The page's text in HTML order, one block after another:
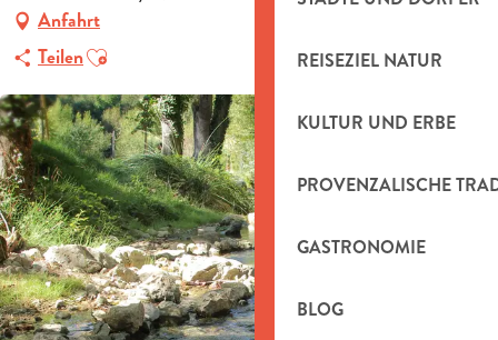
REISEZIEL NATUR
KULTUR UND ERBE
PROVENZALISCHE
GASTRONOMIE
BLOG
Anfahrt
TeilenAjouter aux favoris